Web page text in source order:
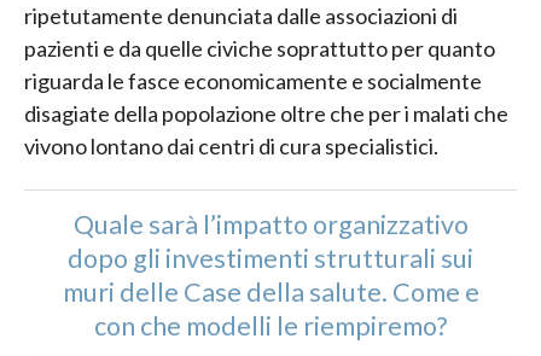
ripetutamente denunciata dalle associazioni di
pazienti e da quelle civiche soprattutto per quanto
riguarda le fasce economicamente e socialmente
disagiate della popolazione oltre che per i malati che
vivono lontano dai centri di cura specialistici.
Quale sarà l’impatto organizzativo
dopo gli investimenti strutturali sui
muri delle Case della salute. Come e
con che modelli le riempiremo?